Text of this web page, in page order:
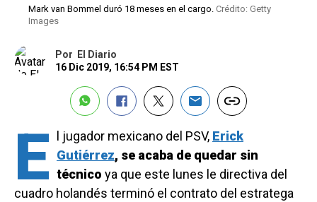
Mark van Bommel duró 18 meses en el cargo. Crédito: Getty
Images
Por
El Diario
16 Dic 2019, 16:54 PM EST
E l jugador mexicano del PSV, Erick
Gutiérrez, se acaba de quedar sin
técnico ya que este lunes le directiva del
cuadro holandés terminó el contrato del estratega